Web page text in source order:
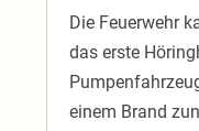
Die Feuerwehr
das erste
einem Brand